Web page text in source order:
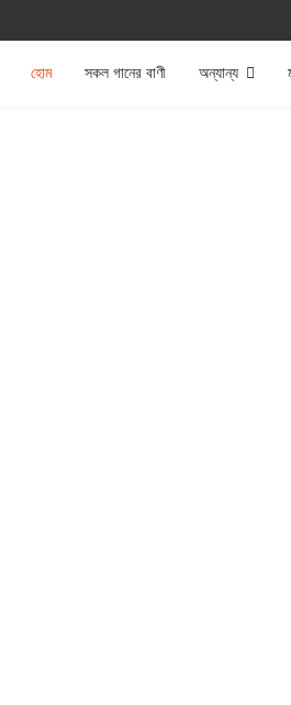
হোম সকল গানের বাণী অন্যান্য